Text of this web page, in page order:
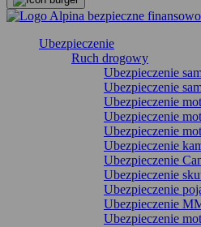
Ubezpieczenie
Ruch drogowy
Ubezpieczenie
Ubezpieczenie
Ubezpieczenie
Ubezpieczenie
Ubezpieczenie
Ubezpieczenie
Ubezpieczenie
Ubezpieczenie
Ubezpieczenie
Ubezpieczenie
Ubezpieczenie